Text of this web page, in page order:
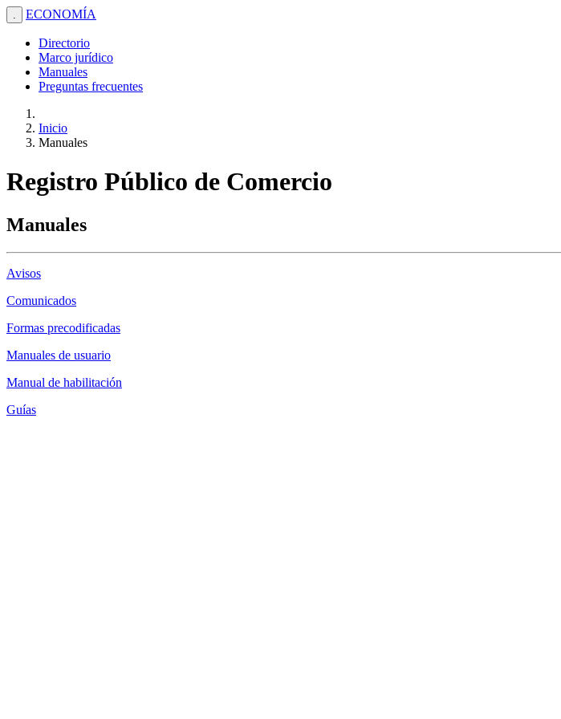
. ECONOMÍA
Directorio
Marco jurídico
Manuales
Preguntas frecuentes
Inicio
Manuales
Registro Público de Comercio
Manuales
Avisos
Comunicados
Formas precodificadas
Manuales de usuario
Manual de habilitación
Guías